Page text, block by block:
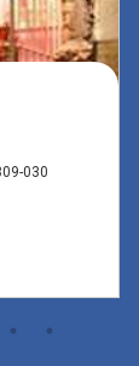
030